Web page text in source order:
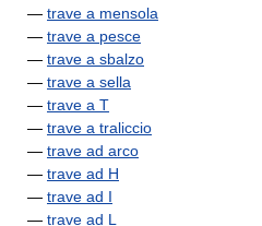
— trave a mensola
— trave a pesce
— trave a sbalzo
— trave a sella
— trave a T
— trave a traliccio
— trave ad arco
— trave ad H
— trave ad I
— trave ad L